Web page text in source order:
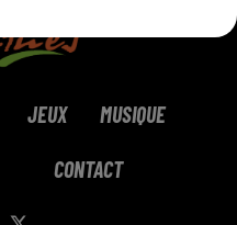
JEUX MUSIQUE
CONTACT